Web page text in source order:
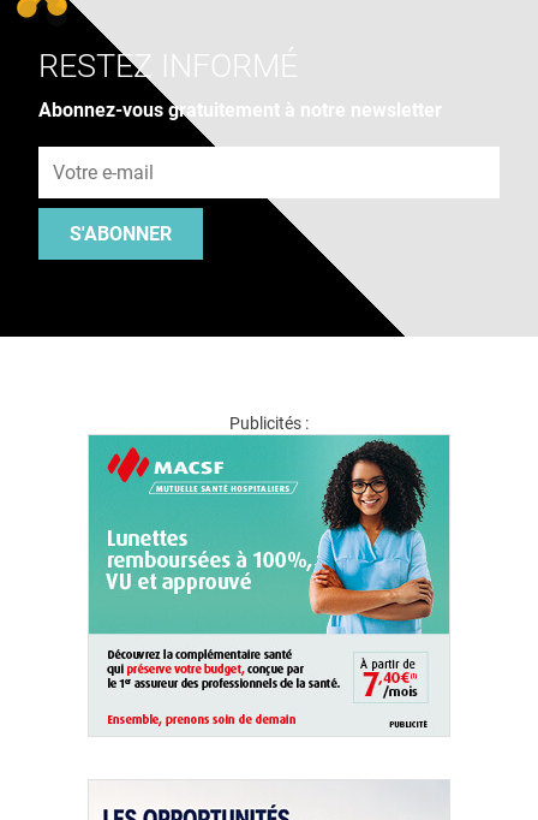
RESTEZ INFORMÉ
Abonnez-vous gratuitement à notre newsletter
S'ABONNER
Publicités :